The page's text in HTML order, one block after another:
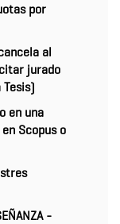
por
al
jurado
en una
Scopus o
-